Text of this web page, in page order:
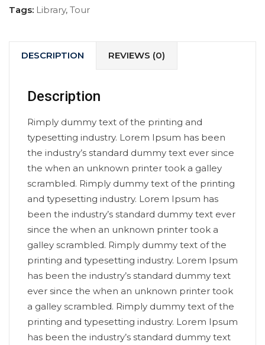
Tags: Library, Tour
DESCRIPTION REVIEWS (0)
Description
Rimply dummy text of the printing and
typesetting industry. Lorem Ipsum has been
the industry’s standard dummy text ever since
the when an unknown printer took a galley
scrambled. Rimply dummy text of the printing
and typesetting industry. Lorem Ipsum has
been the industry’s standard dummy text ever
since the when an unknown printer took a
galley scrambled. Rimply dummy text of the
printing and typesetting industry. Lorem Ipsum
has been the industry’s standard dummy text
ever since the when an unknown printer took
a galley scrambled. Rimply dummy text of the
printing and typesetting industry. Lorem Ipsum
has been the industry’s standard dummy text